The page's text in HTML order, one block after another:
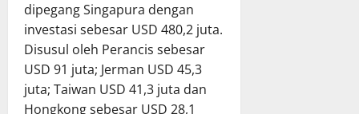
dipegang Singapura dengan
investasi sebesar USD 480,2 juta.
Disusul oleh Perancis sebesar
USD 91 juta; Jerman USD 45,3
juta; Taiwan USD 41,3 juta dan
Hongkong sebesar USD 28,1